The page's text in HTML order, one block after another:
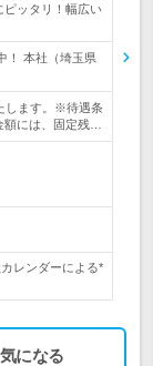
ピッタリ！幅広い
！ 本社（埼玉県
します。※待遇条
には、固定残…
レンダーによる*
気になる